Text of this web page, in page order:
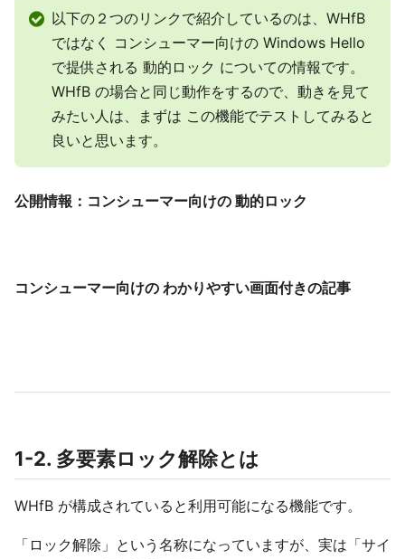
以下の２つのリンクで紹介しているのは、WHfB
ではなく コンシューマー向けの Windows Hello
で提供される 動的ロック についての情報です。
WHfB の場合と同じ動作をするので、動きを見て
みたい人は、まずは この機能でテストしてみると
良いと思います。
公開情報：コンシューマー向けの 動的ロック
コンシューマー向けの わかりやすい画面付きの記事
1-2. 多要素ロック解除とは
WHfB が構成されていると利用可能になる機能です。
「ロック解除」という名称になっていますが、実は「サイ